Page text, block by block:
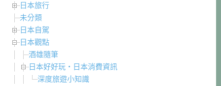
日本旅行
未分類
日本自駕
日本觀點
酒雄隨筆
日本好好玩・日本消費資訊
深度旅遊小知識